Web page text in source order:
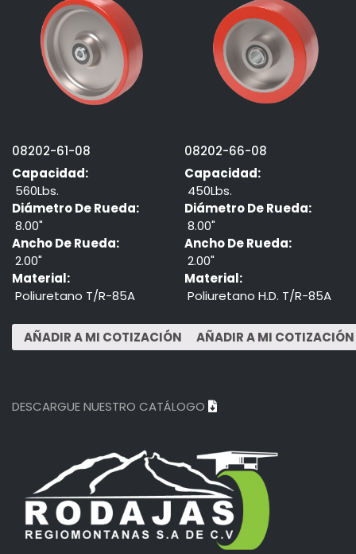
08202-61-08
Capacidad:
560Lbs.
Diámetro De Rueda:
8.00"
Ancho De Rueda:
2.00"
Material:
Poliuretano T/R-85A
08202-66-08
Capacidad:
450Lbs.
Diámetro De Rueda:
8.00"
Ancho De Rueda:
2.00"
Material:
Poliuretano H.D. T/R-85A
DESCARGUE NUESTRO CATÁLOGO